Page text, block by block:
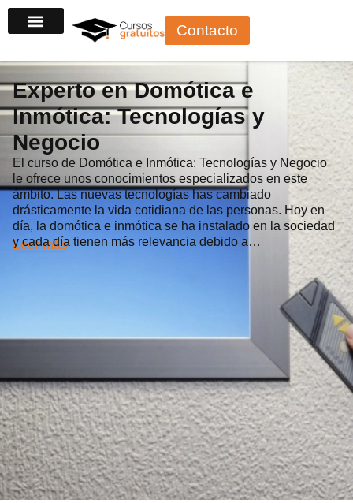
al
Contacto
Experto en Domótica e
Inmótica: Tecnologías y
Negocio
El curso de Domótica e Inmótica: Tecnologías y Negocio
le ofrece unos conocimientos especializados en este
ámbito. Las nuevas tecnologías has cambiado
drásticamente la vida cotidiana de las personas. Hoy en
día, la domótica e inmótica se ha instalado en la sociedad
y cada día tienen más relevancia debido a…
Leer más